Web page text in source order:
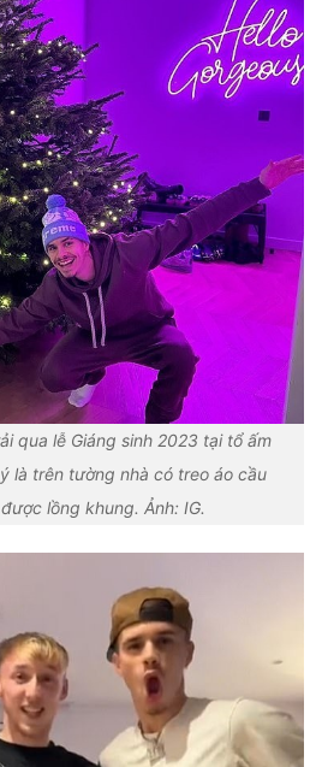
qua lễ Giáng sinh 2023 tại tổ ấm
là trên tường nhà có treo áo cầu
lồng khung. Ảnh: IG.